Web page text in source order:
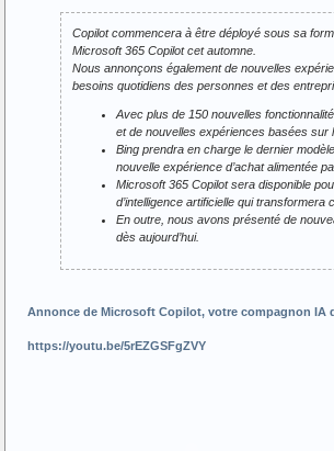
Copilot commencera à être déployé sous sa
Microsoft 365 Copilot cet automne.
Nous annonçons également de nouvelles
besoins quotidiens des personnes et des
Avec plus de 150 nouvelles
et de nouvelles expériences basées sur
Bing prendra en charge le dernier
nouvelle expérience d’achat alimentée
Microsoft 365 Copilot sera disponible
d’intelligence artificielle qui
En outre, nous avons présenté de
dès aujourd’hui.
Annonce de Microsoft Copilot, votre compagnon IA
https://youtu.be/5rEZGSFgZVY